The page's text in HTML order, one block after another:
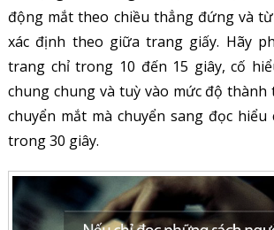
động mắt theo chiều thẳng đứng và
xác định theo giữa trang giấy. Hãy
trang chỉ trong 10 đến 15 giây, cố
chung chung và tuỳ vào mức độ thành
chuyển mắt mà chuyển sang đọc hiểu
trong 30 giây.